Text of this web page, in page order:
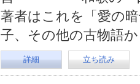
著者はこれを「愛の
子、その他の古物語
詳細 立ち読み